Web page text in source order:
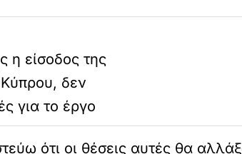
η είσοδος της
δεν
για το έργο
ότι οι θέσεις αυτές θα